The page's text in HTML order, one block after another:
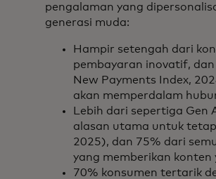
pengalaman yang
generasi muda:
Hampir setengah dari
pembayaran inovatif,
New Payments Index,
akan memperdalam
Lebih dari sepertiga
alasan utama untuk
2025), dan 75% dari
yang memberikan
70% konsumen tertarik